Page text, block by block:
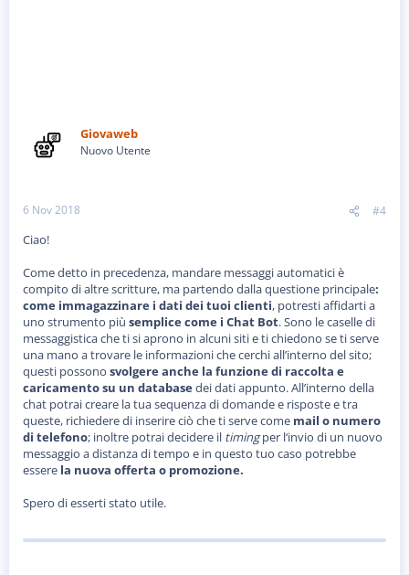
Giovaweb
Nuovo Utente
6 Nov 2018 #4
Ciao!
Come detto in precedenza, mandare messaggi automatici è
compito di altre scritture, ma partendo dalla questione principale:
come immagazzinare i dati dei tuoi clienti, potresti affidarti a
uno strumento più semplice come i Chat Bot. Sono le caselle di
messaggistica che ti si aprono in alcuni siti e ti chiedono se ti serve
una mano a trovare le informazioni che cerchi all’interno del sito;
questi possono svolgere anche la funzione di raccolta e
caricamento su un databasedei dati appunto. All’interno della
chat potrai creare la tua sequenza di domande e risposte e tra
queste, richiedere di inserire ciò che ti serve come mail o numero
di telefono; inoltre potrai decidere il timingper l‘invio di un nuovo
messaggio a distanza di tempo e in questo tuo caso potrebbe
essere la nuova offerta o promozione.
Spero di esserti stato utile.